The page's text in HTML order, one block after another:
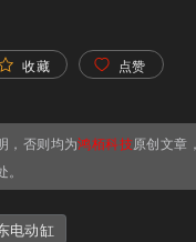
收藏 点赞
，否则均为鸿栢科技原创文章
电动缸